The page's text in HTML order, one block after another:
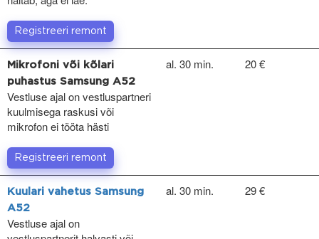
Registreeri remont
Mikrofoni või kõlari
puhastus Samsung A52
Vestluse ajal on vestluspartneri
kuulmisega raskusi või
mikrofon ei tööta hästi
al. 30 min. 20 €
Registreeri remont
Kuulari vahetus Samsung
A52
Vestluse ajal on
al. 30 min. 29 €